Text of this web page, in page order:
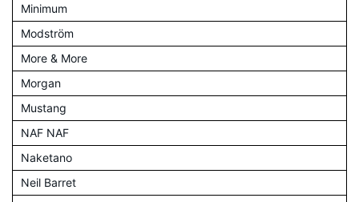
Minimum
Modström
More & More
Morgan
Mustang
NAF NAF
Naketano
Neil Barret